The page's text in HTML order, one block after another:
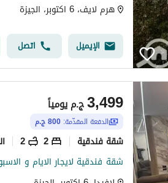
هرم لايف، 6 اكتوبر، الجيزة
الإيميل اتصل
ج.م3,499 يومياً
الدفعة المقدّمة: 800 ج.م
شقة فندقية 2
2
شقة فندقية لايجار الايام و